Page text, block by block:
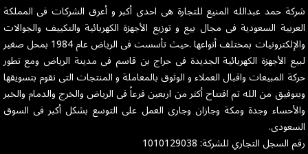
شركة حمد عبدالله المنيع للتجارة هى احدى أكبر و أعرق الشركات فى المملكة
العربية السعودية فى مجال بيع و توزيع الأجهزة الكهربائية والتكييف والجوالات
والإلكترونيات بمختلف أنواعها .حيث تأسست فى الرياض عام 1984 بمحل صغير
لبيع الأجهزة الكهربائية الجديدة فى حراج بن قاسم فى مدينة الرياض ومع تطور
حركة المبيعات واقبال العملاء و الوثوق بالمعاملة و المنتجات التى نقوم بتسويقها
وبتوفيق من الله تم افتتاح أكثر من اربعين فرعاً فى الرياض والخرج والدمام والخبر
والأحساء وجدة ومكة وجازان وجارى العمل على التوسع بشكل أكبر فى السوق
السعودى.
رقم السجل التجاري للشركة: 1010129038